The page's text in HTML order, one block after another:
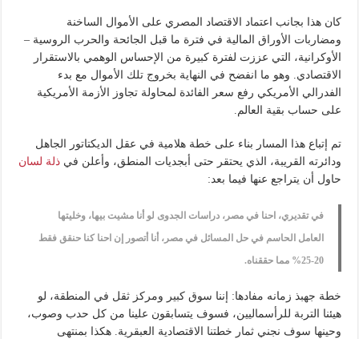
كان هذا بجانب اعتماد الاقتصاد المصري على الأموال الساخنة
ومضاربات الأوراق المالية في فترة ما قبل الجائحة والحرب الروسية –
الأوكرانية، التي عززت لفترة كبيرة من الإحساس الوهمي بالاستقرار
الاقتصادي. وهو ما انفضح في النهاية بخروج تلك الأموال مع بدء
الفدرالي الأمريكي رفع سعر الفائدة لمحاولة تجاوز الأزمة الأمريكية
على حساب بقية العالم.
تم إتباع هذا المسار بناء على خطة هلامية في عقل الديكتاتور الجاهل
ودائرته القريبة، الذي يحتقر حتى أبجديات المنطق، وأعلن فيذلة لسان
حاول أن يتراجع عنها فيما بعد:
في تقديري، احنا في مصر، دراسات الجدوى لو أنا مشيت بيها، وخليتها
العامل الحاسم في حل المسائل في مصر، أنا أتصور إن احنا كنا حنقق فقط
20-25% مما حققناه.
خطة جهبذ زمانه مفادها: إننا سوق كبير ومركز ثقل في المنطقة، لو
هيئنا التربة للرأسماليين، فسوف يتسابقون علينا من كل حدب وصوب،
وحينها سوف نجني ثمار خطتنا الاقتصادية العبقرية. هكذا بمنتهى